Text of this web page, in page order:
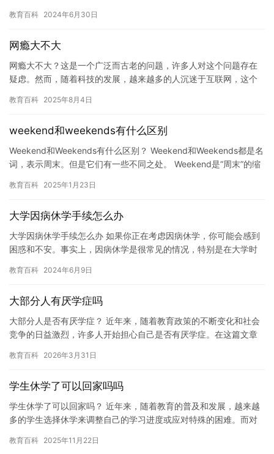
学。 休…
教育百科 2024年6月30日
网瘾大不大
网瘾大不大？这是一个广泛而古老的问题，许多人对这个问题存在
疑虑。然而，随着科技的发展，越来越多的人沉迷于互联网，这个
生活…
教育百科 2025年8月4日
weekend和weekends有什么区别
Weekend和Weekends有什么区别？ Weekend和Weekends都是名
词，表示周末。但是它们有一些不同之处。 Weekend是“周末”的缩
教育百科 2025年1月23日
大学因病休学手续怎么办
大学因病休学手续怎么办 如果你正在考虑因病休学，你可能会感到
困惑和不安。事实上，因病休学是很常见的情况，特别是在大学时
大学…
教育百科 2024年6月9日
大部分人有厌学症吗
大部分人是否有厌学症？ 近年来，随着教育政策的不断变化和社会
竞争的日益激烈，许多人开始担心自己是否有厌学症。在这篇文章
学…
教育百科 2026年3月31日
学生休学了可以回家吗吗
学生休学了可以回家吗？ 近年来，随着教育的普及和发展，越来越
多的学生选择休学来调整自己的学习进度或应对特殊的困难。而对
探讨…
教育百科 2025年11月22日